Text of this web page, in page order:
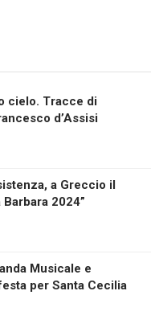
cielo. Tracce di
d’Assisi
a Greccio il
2024”
Musicale e
per Santa Cecilia